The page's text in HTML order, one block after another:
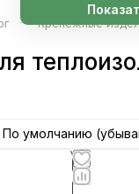
– Крепёжные
По умолчанию